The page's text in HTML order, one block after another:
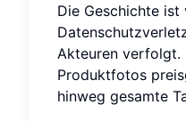
Die Geschichte
Akteuren verfolgt.
Produktfotos
hinweg gesamte